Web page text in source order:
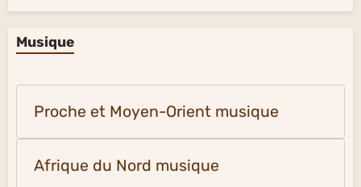
Musique
Proche et Moyen-Orient musique
Afrique du Nord musique